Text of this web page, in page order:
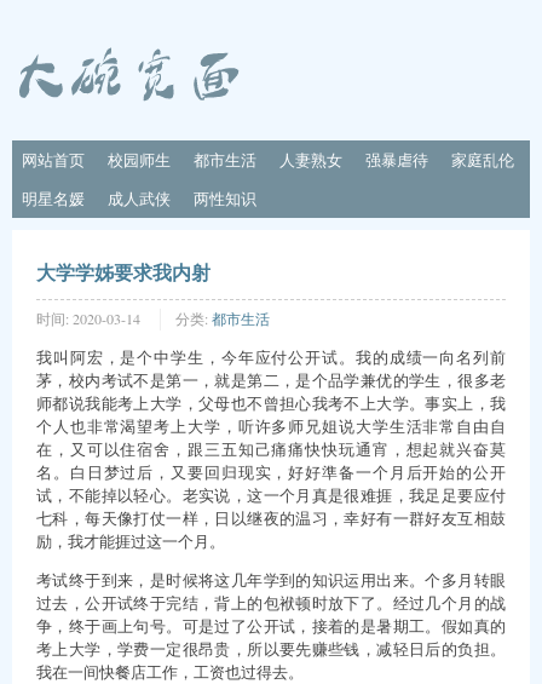
网站首页 校园师生 都市生活 人妻熟女 强暴虐待
家庭乱伦
明星名媛
成人武侠 两性知识
大学学姊要求我内射
时间: 2020-03-14 分类: 都市生活
我叫阿宏，是个中学生，今年应付公开试。我的成绩一向名列前
茅，校内考试不是第一，就是第二，是个品学兼优的学生，很多老
师都说我能考上大学，父母也不曾担心我考不上大学。事实上，我
个人也非常渴望考上大学，听许多师兄姐说大学生活非常自由自
在，又可以住宿舍，跟三五知己痛痛快快玩通宵，想起就兴奋莫
名。白日梦过后，又要回归现实，好好準备一个月后开始的公开
试，不能掉以轻心。老实说，这一个月真是很难捱，我足足要应付
七科，每天像打仗一样，日以继夜的温习，幸好有一群好友互相鼓
励，我才能捱过这一个月。
考试终于到来，是时候将这几年学到的知识运用出来。个多月转眼
过去，公开试终于完结，背上的包袱顿时放下了。经过几个月的战
争，终于画上句号。可是过了公开试，接着的是暑期工。假如真的
考上大学，学费一定很昂贵，所以要先赚些钱，减轻日后的负担。
我在一间快餐店工作，工资也过得去。